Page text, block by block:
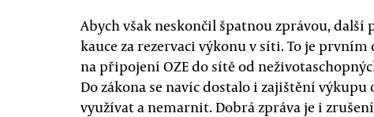
Abych však neskončil špatnou zprávou,
kauce za rezervaci výkonu v síti. To je
na připojení OZE do sítě od
Do zákona se navíc dostalo i zajištění
využívat a nemarnit. Dobrá zpráva je i